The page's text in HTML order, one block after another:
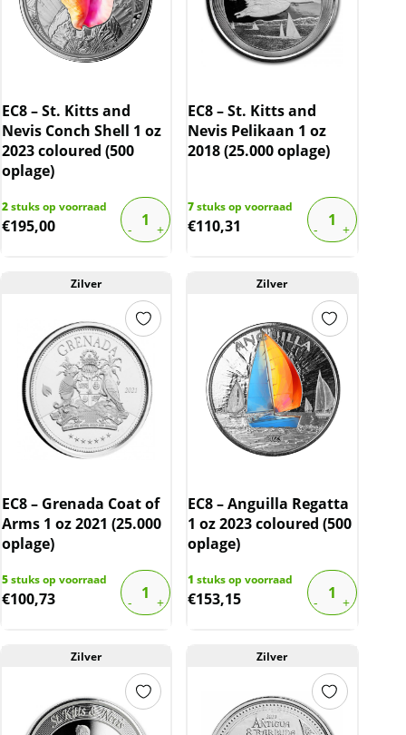
EC8 – St. Kitts and
Nevis Conch Shell 1 oz
2023 coloured (500
oplage)
2stuks op voorraad
€195,00
EC8 – St. Kitts and
Nevis Pelikaan 1 oz
2018 (25.000 oplage)
7stuks op voorraad
€110,31
Zilver
EC8 – Grenada Coat of
Arms 1 oz 2021 (25.000
oplage)
5stuks op voorraad
€100,73
Zilver
EC8 – Anguilla Regatta
1 oz 2023 coloured (500
oplage)
1 stuks op voorraad
€153,15
Zilver Zilver